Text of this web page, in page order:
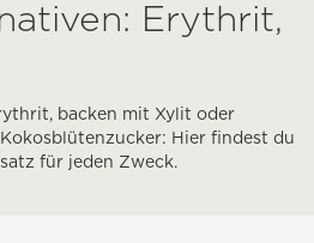
Erythrit,
backen mit Xylit oder
Hier findest du
für jeden Zweck.